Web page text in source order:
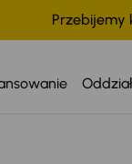
Przebijemy